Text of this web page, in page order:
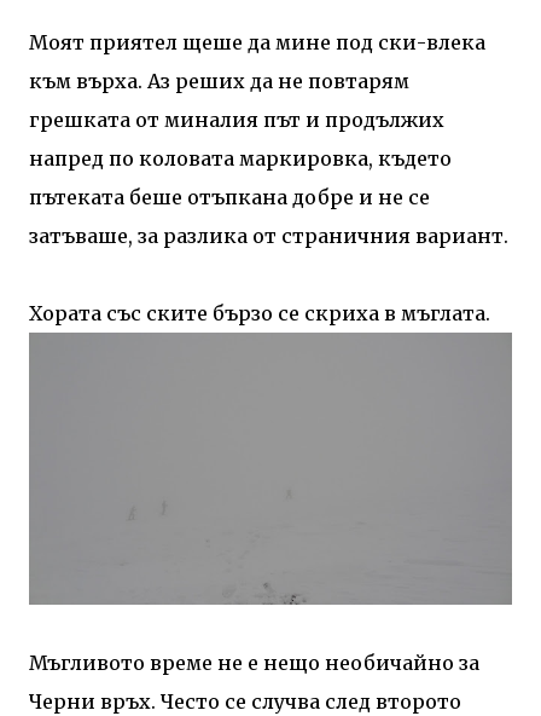
Моят приятел щеше да мине под ски-влека
към върха. Аз реших да не повтарям
грешката от миналия път и продължих
напред по коловата маркировка, където
пътеката беше отъпкана добре и не се
затъваше, за разлика от страничния вариант.
Хората със ските бързо се скриха в мъглата.
Мъгливото време не е нещо необичайно за
Черни връх. Често се случва след второто